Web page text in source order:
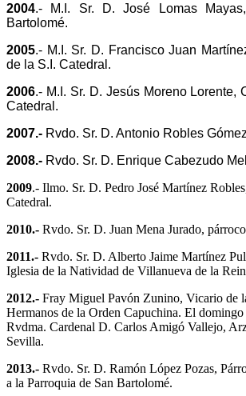
2004.- M.I. Sr. D. José Lomas
Bartolomé.
2005.- M.I. Sr. D. Francisco Juan
de la S.I. Catedral.
2006.- M.I. Sr. D. Jesús Moreno Lorente,
Catedral.
2007.- Rvdo. Sr. D. Antonio Robles Gómez
2008.- Rvdo. Sr. D. Enrique Cabezudo
2009.- Ilmo. Sr. D. Pedro José Martínez
Catedral.
2010.- Rvdo. Sr. D. Juan Mena Jurado,
2011.- Rvdo. Sr. D. Alberto Jaime Martínez
Iglesia de la Natividad de Villanueva de la
2012.- Fray Miguel Pavón Zunino, Vicario de
Hermanos de la Orden Capuchina. El
Rvdma. Cardenal D. Carlos Amigó Vallejo,
Sevilla.
2013.- Rvdo. Sr. D. Ramón López Pozas,
a la Parroquia de San Bartolomé.